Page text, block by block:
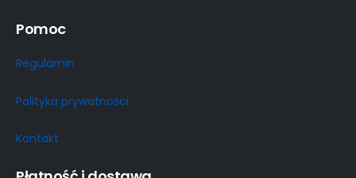
Pomoc
Regulamin
Polityka prywatności
Kontakt